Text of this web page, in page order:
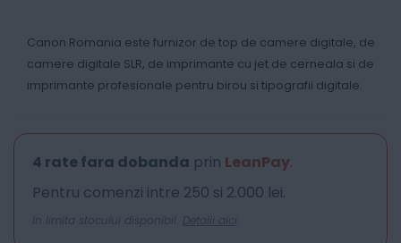
Canon Romania este furnizor de top de camere digitale, de
camere digitale SLR, de imprimante cu jet de cerneala si de
imprimante profesionale pentru birou si tipografii digitale.
4 rate fara dobanda prin LeanPay.
Pentru comenzi intre 250 si 2.000 lei.
In limita stocului disponibil. Detalii aici